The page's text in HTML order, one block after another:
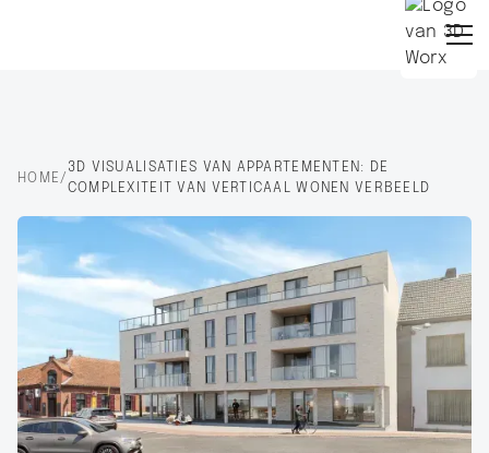
HOME /
3D VISUALISATIES VAN APPARTEMENTEN: DE
COMPLEXITEIT VAN VERTICAAL WONEN VERBEELD